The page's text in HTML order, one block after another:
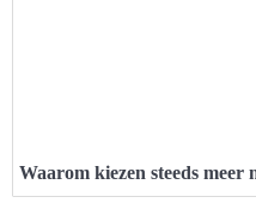
Waarom kiezen steeds meer